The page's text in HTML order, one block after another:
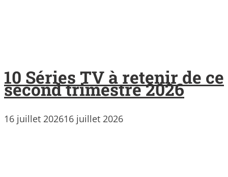
10 Séries TV à retenir de ce
second trimestre 2026
16 juillet 202616 juillet 2026